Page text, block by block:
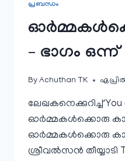
പ്രബന്ധം
– ഭാഗം ഒന്ന്
By Achuthan TK
ലേഖകനെക്കുറിച്ച് You
ഓര്‍മ്മകള്‍ക്കൊരു
ഓര്‍മ്മകള്‍ക്കൊരു
ശ്രീവല്‍സന്‍ തീയ്യാടി